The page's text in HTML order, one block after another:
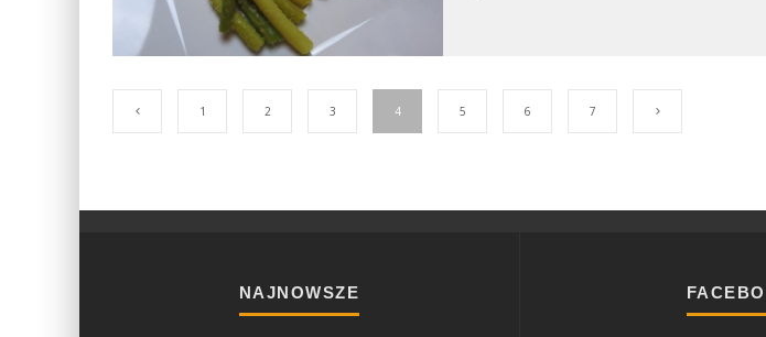
1 2 3 4 5 6 7
NAJNOWSZE